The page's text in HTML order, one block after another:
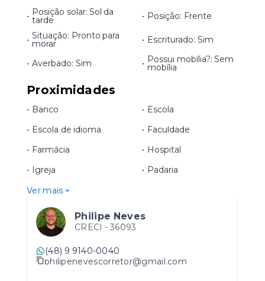
• Posição solar: Sol da
tarde • Posição: Frente
• Situação: Pronto para
morar • Escriturado: Sim
• Averbado: Sim • Possui mobília?: Sem
mobília
Proximidades
• Banco • Escola
• Escola de idioma • Faculdade
• Farmácia • Hospital
• Igreja • Padaria
Ver mais
Philipe Neves
CRECI - 36093
(48) 9 9140-0040
philipenevescorretor@gmail.com